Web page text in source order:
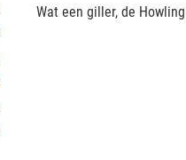
Wat een giller, de